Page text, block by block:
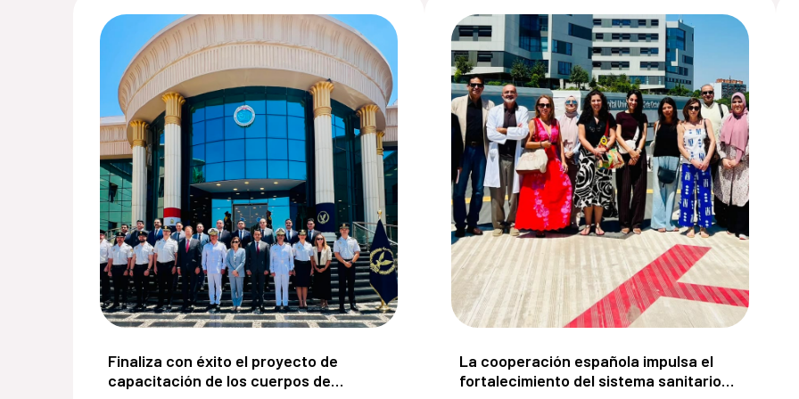
Finaliza con éxito el proyecto de capacitación de los cuerpos de seguridad egipcios apoyados
Finaliza con éxito el proyecto de
capacitación de los cuerpos de
La cooperación española impulsa el
La cooperación española impulsa el
fortalecimiento del sistema sanitario